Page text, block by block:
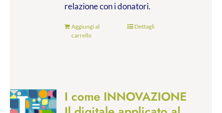
relazione con i donatori.
Aggiungi al
carrello
Dettagli
I come INNOVAZIONE